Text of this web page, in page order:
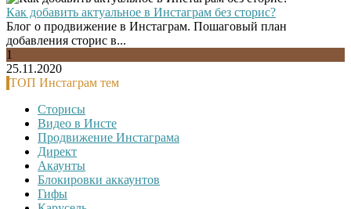
Как добавить актуальное в Инстаграм без сторис?
Блог о продвижение в Инстаграм. Пошаговый план
добавления сторис в...
1
25.11.2020
ТОП Инстаграм тем
Сторисы
Видео в Инсте
Продвижение Инстаграма
Директ
Акаунты
Блокировки аккаунтов
Гифы